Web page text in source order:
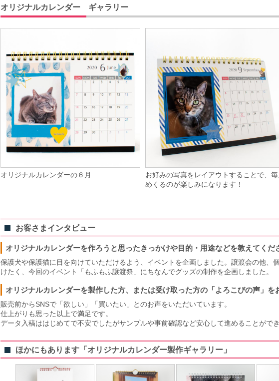
オリジナルカレンダー ギャラリー
オリジナルカレンダーの６月
お好みの写真をレイアウトすることで、毎
めくるのが楽しみになります！
お客さまインタビュー
オリジナルカレンダーを作ろうと思ったきっかけや目的・用途などを教えてくだ
保護犬や保護猫に目を向けていただけるよう、イベントを企画しました。譲渡会の他、
けたく、今回のイベント「もふもふ譲渡祭」にちなんでグッズの制作を企画しました。
オリジナルカレンダーを製作した方、または受け取った方の「よろこびの声」を
販売前からSNSで「欲しい」「買いたい」とのお声をいただいています。
仕上がりも思った以上で満足です。
データ入稿ははじめてで不安でしたがサンプルや事前確認など安心して進めることができ
ほかにもあります「オリジナルカレンダー製作ギャラリー」